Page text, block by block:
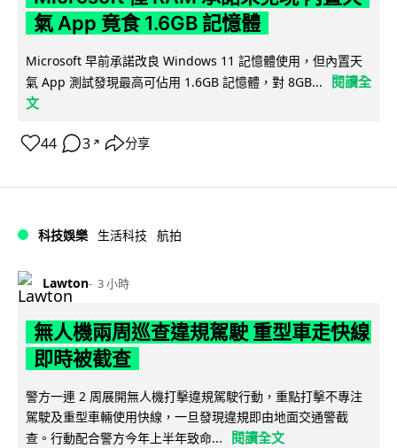
氣 App 竟食 1.6GB 記憶體
Microsoft 早前承諾改良 Windows 11 記憶體使用，但內置天
氣 App 測試發現最高可佔用 1.6GB 記憶體，對 8GB...
閱讀全
文
44 3 ↗ 分享
科技娛樂 生活科技 航拍
Lawton 3 小時
無人機兩周巡查違規駕駛 重型車走快線
即時被截查
警方一連 2 周展開無人機打擊違規駕駛行動，重點打擊不專注
駕駛及重型車輛使用快線，一旦發現違規即由地面交通警截
查。行動配合警方今年上半年致命...
閱讀全文